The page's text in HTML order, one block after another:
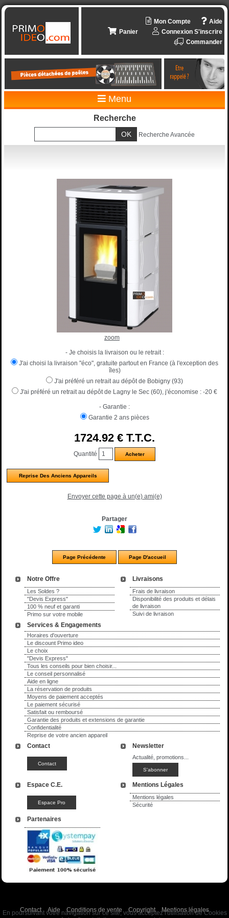
Aide
Mon Compte
Connexion S'inscrire
Panier
Commander
Menu
Notre Offre
Les Soldes ?
"Devis Express"
100 % neuf et garanti
Primo sur votre mobile
Livraisons
Frais de livraison
Disponibilité des produits et délais
de livraison
Suivi de livraison
Services & Engagements
Horaires d'ouverture
Le discount Primo ideo
Le choix
"Devis Express"
Tous les conseils pour bien choisir...
Le conseil personnalisé
Aide en ligne
La réservation de produits
Moyens de paiement acceptés
Le paiement sécurisé
Satisfait ou remboursé
Garantie des produits et extensions de garantie
Confidentialité
Reprise de votre ancien appareil
Recherche
Recherche Avancée
Contact Newsletter
Actualité, promotions...
Espace C.E. Mentions Légales
Mentions légales
Sécurité
Partenaires
zoom
- Je choisis la livraison ou le retrait :
J'ai choisi la livraison "éco", gratuite partout en France (à l'exception des
îles)
J'ai préféré un retrait au dépôt de Bobigny (93)
J'ai préféré un retrait au dépôt de Lagny le Sec (60), j'économise : -20 €
- Garantie :
Garantie 2 ans pièces
1724.92 € T.T.C.
Quantité
Reprise Des Anciens Appareils
Envoyer cette page à un(e) ami(e)
Partager
Contact Aide Conditions de vente Copyright Mentions légales
En poursuivant votre navigation sur ce site, vous acceptez l'utilisation de Cookies